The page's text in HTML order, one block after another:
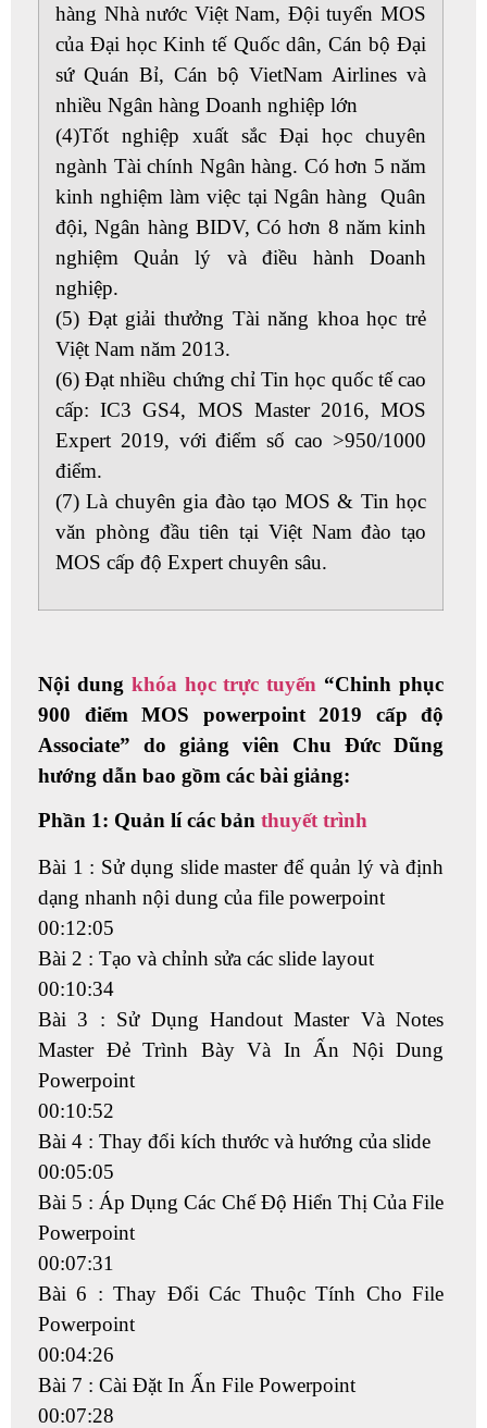
hàng Nhà nước Việt Nam, Đội tuyển MOS
của Đại học Kinh tế Quốc dân, Cán bộ Đại
sứ Quán Bỉ, Cán bộ VietNam Airlines và
nhiều Ngân hàng Doanh nghiệp lớn
(4)Tốt nghiệp xuất sắc Đại học chuyên
ngành Tài chính Ngân hàng. Có hơn 5 năm
kinh nghiệm làm việc tại Ngân hàng Quân
đội, Ngân hàng BIDV, Có hơn 8 năm kinh
nghiệm Quản lý và điều hành Doanh
nghiệp.
(5) Đạt giải thưởng Tài năng khoa học trẻ
Việt Nam năm 2013.
(6) Đạt nhiều chứng chỉ Tin học quốc tế cao
cấp: IC3 GS4, MOS Master 2016, MOS
Expert 2019, với điểm số cao >950/1000
điểm.
(7) Là chuyên gia đào tạo MOS & Tin học
văn phòng đầu tiên tại Việt Nam đào tạo
MOS cấp độ Expert chuyên sâu.
Nội dung khóa học trực tuyến “Chinh phục
900 điểm MOS powerpoint 2019 cấp độ
Associate” do giảng viên Chu Đức Dũng
hướng dẫn bao gồm các bài giảng:
Phần 1: Quản lí các bản thuyết trình
Bài 1 : Sử dụng slide master để quản lý và định
dạng nhanh nội dung của file powerpoint
00:12:05
Bài 2 : Tạo và chỉnh sửa các slide layout
00:10:34
Bài 3 : Sử Dụng Handout Master Và Notes
Master Đẻ Trình Bày Và In Ấn Nội Dung
Powerpoint
00:10:52
Bài 4 : Thay đổi kích thước và hướng của slide
00:05:05
Bài 5 : Áp Dụng Các Chế Độ Hiển Thị Của File
Powerpoint
00:07:31
Bài 6 : Thay Đổi Các Thuộc Tính Cho File
Powerpoint
00:04:26
Bài 7 : Cài Đặt In Ấn File Powerpoint
00:07:28